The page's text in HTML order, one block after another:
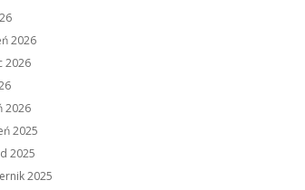
2026
2026
2026
2025
2025
2025